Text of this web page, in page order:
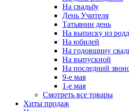
На свадьбу
День Учителя
Татьянин день
На выписку из
На юбилей
На годовщину
На выпускной
На последний
9-е мая
1-е мая
Смотреть все товары
Хиты продаж